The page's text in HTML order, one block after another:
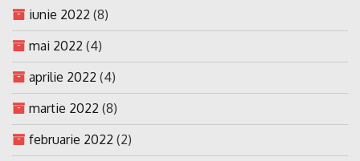
iunie 2022 (8)
mai 2022 (4)
aprilie 2022 (4)
martie 2022 (8)
februarie 2022 (2)